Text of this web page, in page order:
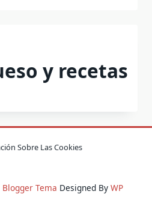
y recetas
Sobre Las Cookies
Blogger Tema Designed By WP